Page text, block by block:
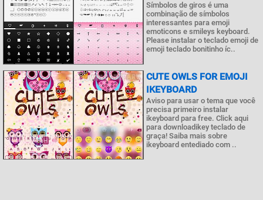
Símbolos de giros é uma
combinação de símbolos
interessantes para emoji
emoticons e smileys keyboard.
Please instalar o teclado emoji de
emoji teclado bonitinho íc..
CUTE OWLS FOR EMOJI
IKEYBOARD
Aviso para usar o tema que você
precisa primeiro instalar
ikeyboard para free. Click aqui
para downloadikey teclado de
graça! Saiba mais sobre
ikeyboard entediado com ..